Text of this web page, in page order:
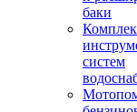
баки
систем